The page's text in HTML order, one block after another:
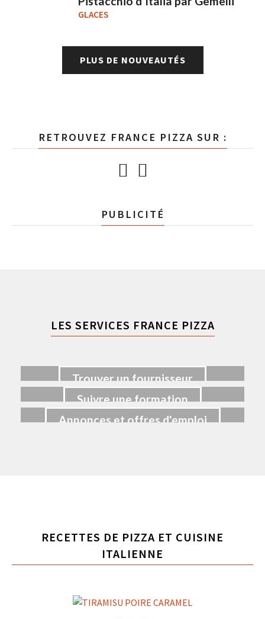
GLACES
PLUS DE NOUVEAUTÉS
RETROUVEZ FRANCE PIZZA SUR :
PUBLICITÉ
LES SERVICES FRANCE PIZZA
Trouver un fournisseur
Suivre une formation
Annonces et offres d'emploi
RECETTES DE PIZZA ET CUISINE
ITALIENNE